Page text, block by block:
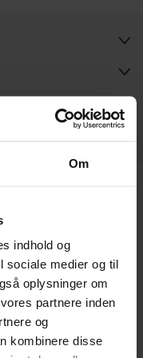
Om
indhold og
sociale medier og til
oplysninger om
partnere inden
og
kombinere disse